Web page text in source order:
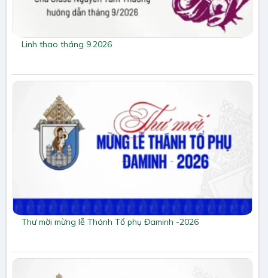
Linh thao tháng 9.2026
Thư mời mừng lễ Thánh Tổ phụ Đaminh -2026